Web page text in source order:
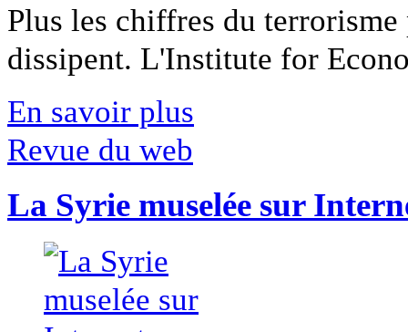
Plus les chiffres du
dissipent. L'Institute for
En savoir plus
Revue du web
La Syrie muselée sur